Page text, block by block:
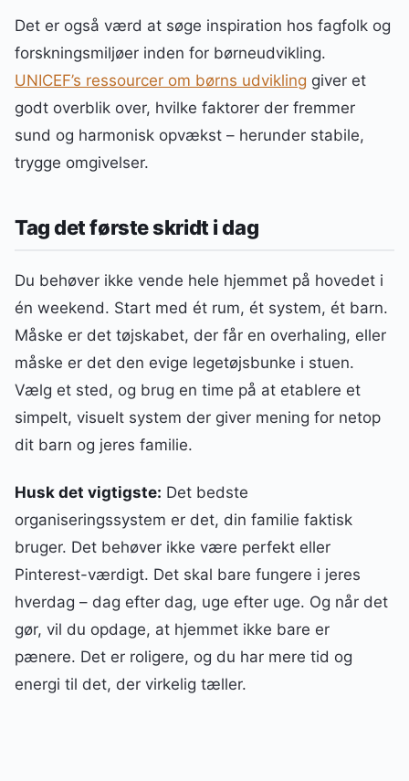
Det er også værd at søge inspiration hos fagfolk og
forskningsmiljøer inden for børneudvikling.
UNICEF’s ressourcer om børns udvikling giver et
godt overblik over, hvilke faktorer der fremmer
sund og harmonisk opvækst – herunder stabile,
trygge omgivelser.
Tag det første skridt i dag
Du behøver ikke vende hele hjemmet på hovedet i
én weekend. Start med ét rum, ét system, ét barn.
Måske er det tøjskabet, der får en overhaling, eller
måske er det den evige legetøjsbunke i stuen.
Vælg et sted, og brug en time på at etablere et
simpelt, visuelt system der giver mening for netop
dit barn og jeres familie.
Husk det vigtigste: Det bedste
organiseringssystem er det, din familie faktisk
bruger. Det behøver ikke være perfekt eller
Pinterest-værdigt. Det skal bare fungere i jeres
hverdag – dag efter dag, uge efter uge. Og når det
gør, vil du opdage, at hjemmet ikke bare er
pænere. Det er roligere, og du har mere tid og
energi til det, der virkelig tæller.